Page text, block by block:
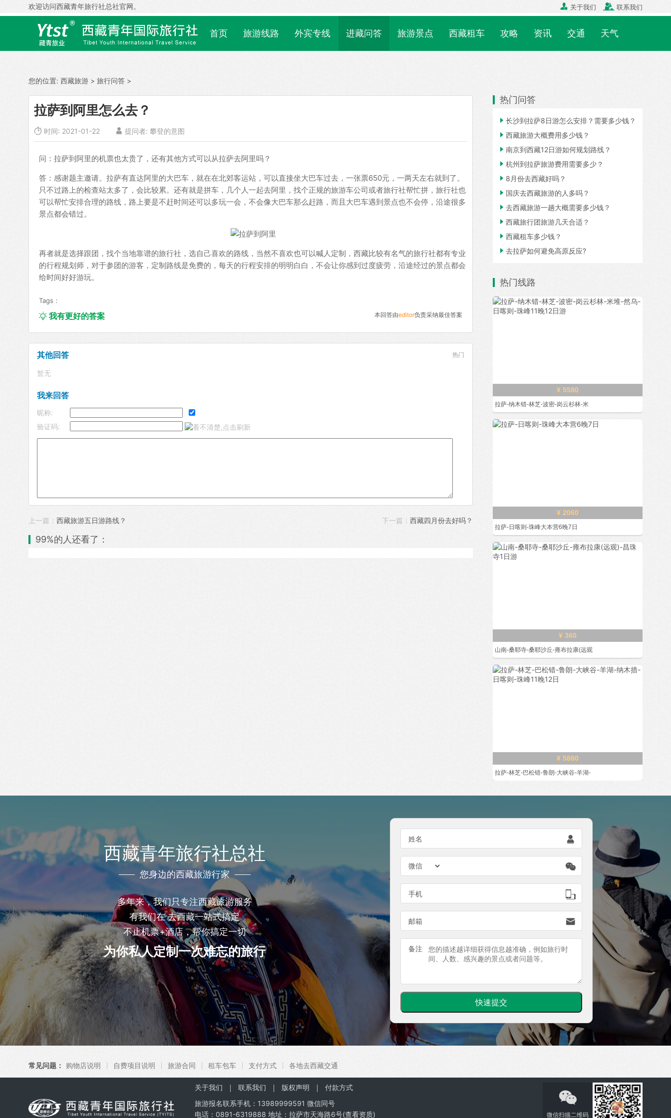
欢迎访问西藏青年旅行社总社官网。  关于我们  联系我们
首页 旅游线路 外宾专线 进藏问答 旅游景点 西藏租车 攻略 资讯 交通 天气
您的位置: 西藏旅游 > 旅行问答 >
拉萨到阿里怎么去？
 时间: 2021-01-22  提问者: 攀登的意图
问：拉萨到阿里的机票也太贵了，还有其他方式可以从拉萨去阿里吗？
答：感谢题主邀请。拉萨有直达阿里的大巴车，就在在北郊客运站，可以直接坐大巴车过去，一张票650元，一两天左右就到了。
只不过路上的检查站太多了，会比较累。还有就是拼车，几个人一起去阿里，找个正规的旅游车公司或者旅行社帮忙拼，旅行社也
可以帮忙安排合理的路线，路上要是不赶时间还可以多玩一会，不会像大巴车那么赶路，而且大巴车遇到景点也不会停，沿途很多
景点都会错过。
再者就是选择跟团，找个当地靠谱的旅行社，选自己喜欢的路线，当然不喜欢也可以喊人定制，西藏比较有名气的旅行社都有专业
的行程规划师，对于参团的游客，定制路线是免费的，每天的行程安排的明明白白，不会让你感到过度疲劳，沿途经过的景点都会
给时间好好游玩。
Tags：
我有更好的答案 本回答由editor负责采纳最佳答案
其他回答 热门
暂无
我来回答
昵称:
验证码:
上一篇： 西藏旅游五日游路线？ 下一篇： 西藏四月份去好吗？
99%的人还看了：
热门问答
 长沙到拉萨8日游怎么安排？需要多少钱？
 西藏旅游大概费用多少钱？
 南京到西藏12日游如何规划路线？
 杭州到拉萨旅游费用需要多少？
 8月份去西藏好吗？
 国庆去西藏旅游的人多吗？
 去西藏旅游一趟大概需要多少钱？
 西藏旅行团旅游几天合适？
 西藏租车多少钱？
 去拉萨如何避免高原反应?
热门线路
¥ 5580
拉萨-纳木错-林芝-波密-岗云杉林-米
¥ 2060
拉萨-日喀则-珠峰大本营6晚7日
¥ 360
山南-桑耶寺-桑耶沙丘-雍布拉康(远观
¥ 5880
拉萨-林芝-巴松错-鲁朗-大峡谷-羊湖-
西藏青年旅行社总社
您身边的西藏旅游行家
多年来，我们只专注西藏旅游服务
有我们在 去西藏一站式搞定
不止机票+酒店，帮你搞定一切
为你私人定制一次难忘的旅行
姓名 

手机 
邮箱 
备注
常见问题： 购物店说明 自费项目说明 旅游合同 租车包车 支付方式 各地去西藏交通
关于我们 联系我们 版权声明
付款方式
旅游报名联系手机： 13989999591 微信同号
电话：0891-6319888 地址：拉萨市天海路6号(查看资质)

微信扫描二维码